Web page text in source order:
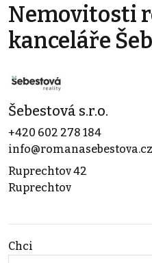
Nemovitosti
kanceláře
Šebestová s.r.o.
+420 602 278 184
info@romanasebestova.cz
Ruprechtov 42
Ruprechtov
Chci